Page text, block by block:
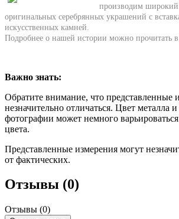
производим широкий
оригинальных серебрянных украшений с
искусственных камней.
Подробнее о нашей истории можно прочитать в
Важно знать:
Обратите внимание, что представленные
незначительно отличаться. Цвет металла и
фотографии может немного
цвета.
Представленные измерения могут
от фактических.
Отзывы (0)
Отзывы (0)